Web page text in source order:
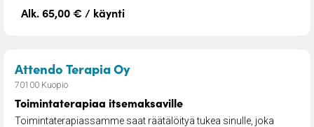
Alk. 65,00 € / käynti
Attendo Terapia Oy– Toimintaterapiaa
70100 Kuopio
Toimintaterapiaa itsemaksaville
Toimintaterapiassamme saat räätälöityä tukea sinulle, joka